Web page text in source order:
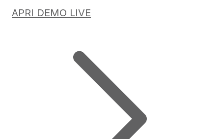
APRI DEMO LIVE